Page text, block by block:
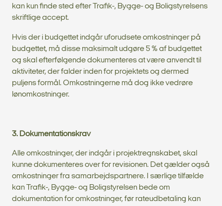
kan kun finde sted efter Trafik-, Bygge- og Boligstyrelsens
skriftlige accept.
Hvis der i budgettet indgår uforudsete omkostninger på
budgettet, må disse maksimalt udgøre 5 % af budgettet
og skal efterfølgende dokumenteres at være anvendt til
aktiviteter, der falder inden for projektets og dermed
puljens formål. Omkostningerne må dog ikke vedrøre
lønomkostninger.
3. Dokumentationskrav
Alle omkostninger, der indgår i projektregnskabet, skal
kunne dokumenteres over for revisionen. Det gælder også
omkostninger fra samarbejdspartnere. I særlige tilfælde
kan Trafik-, Bygge- og Boligstyrelsen bede om
dokumentation for omkostninger, før rateudbetaling kan